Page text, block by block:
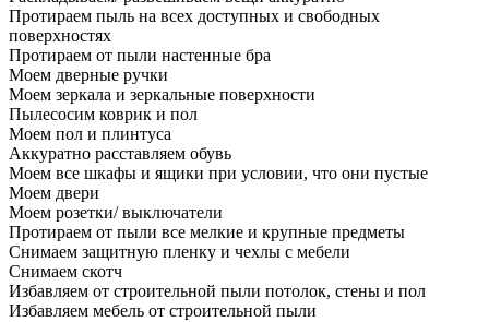
Протираем пыль на всех доступных и свободных
поверхностях
Протираем от пыли настенные бра
Моем дверные ручки
Моем зеркала и зеркальные поверхности
Пылесосим коврик и пол
Моем пол и плинтуса
Аккуратно расставляем обувь
Моем все шкафы и ящики при условии, что они пустые
Моем двери
Моем розетки/ выключатели
Протираем от пыли все мелкие и крупные предметы
Снимаем защитную пленку и чехлы с мебели
Снимаем скотч
Избавляем от строительной пыли потолок, стены и пол
Избавляем мебель от строительной пыли